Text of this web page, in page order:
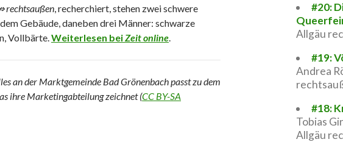
rechtsaußen, recherchiert, stehen zwei schwere
Gebäude, daneben drei Männer: schwarze
Vollbärte.Weiterlesen beiZeit online.
an der Marktgemeinde Bad Grönenbach passt zu dem
ihre Marketingabteilung zeichnet (CC BY-SA
#20:
Allgäu
#19:
Andrea
#18:
Tobias
Allgäu